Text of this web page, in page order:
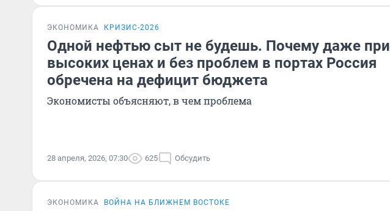
ЭКОНОМИКА КРИЗИС-2026
Одной нефтью сыт не будешь. Почему даже при
высоких ценах и без проблем в портах Россия
обречена на дефицит бюджета
Экономисты объясняют, в чем проблема
28 апреля, 2026, 07:30 625 Обсудить
ЭКОНОМИКА ВОЙНА НА БЛИЖНЕМ ВОСТОКЕ